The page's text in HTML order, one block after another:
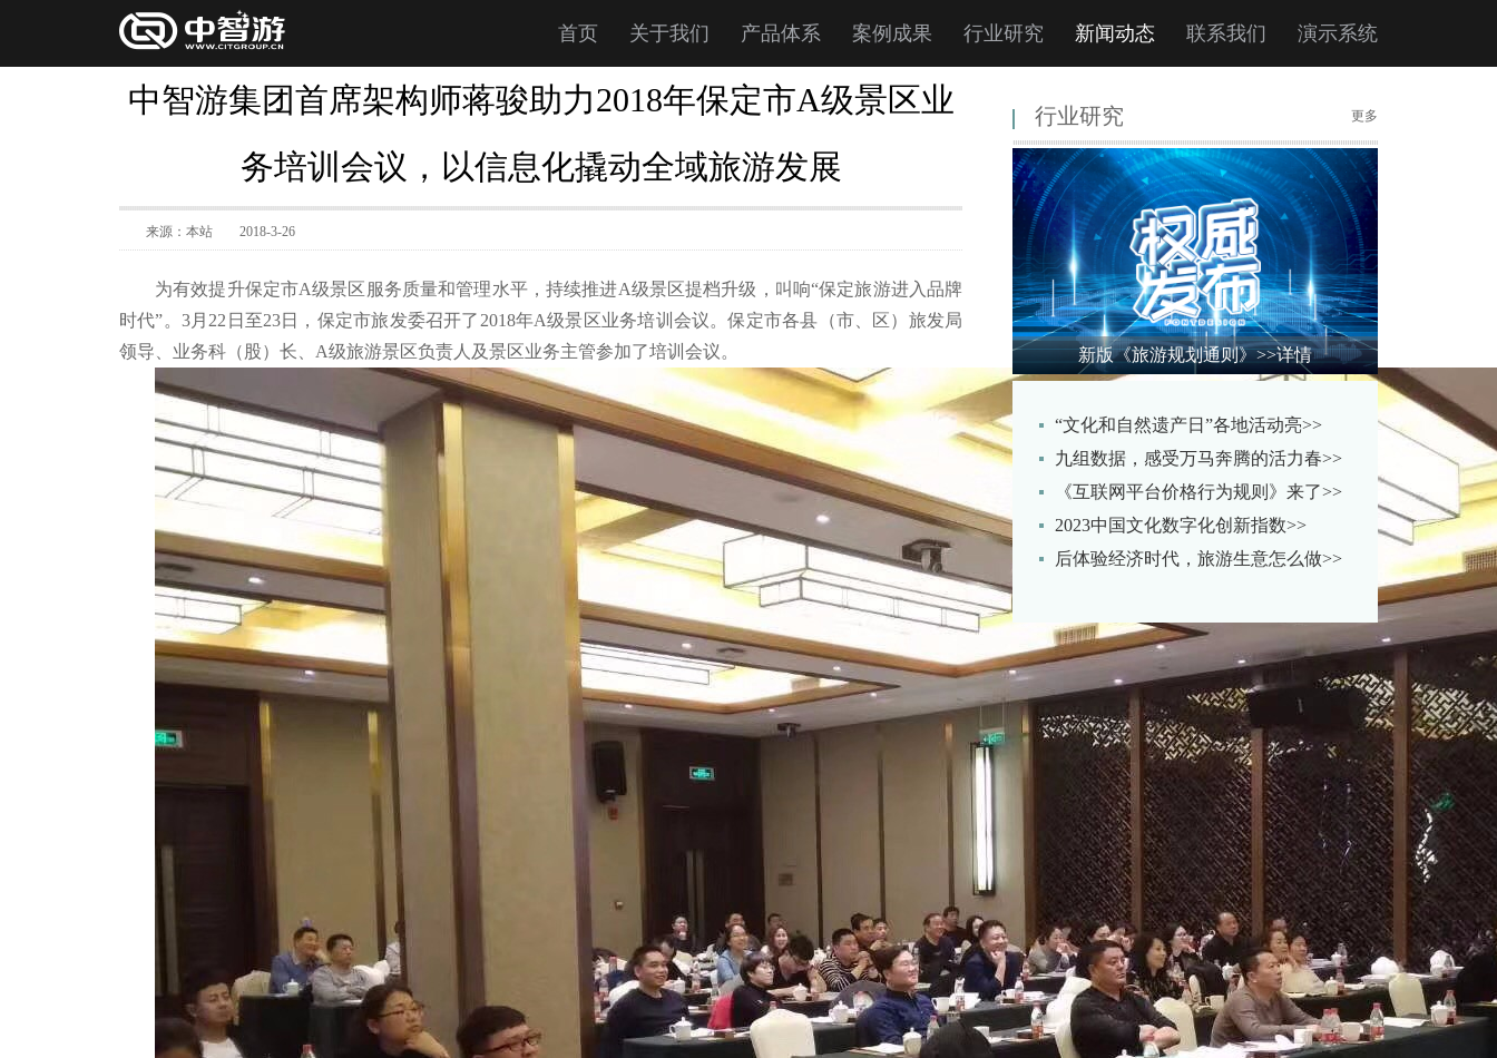
首页 关于我们 产品体系 案例成果 行业研究 新闻动态 联系我们 演示系统
中智游集团首席架构师蒋骏助力2018年保定市A级景区业
务培训会议，以信息化撬动全域旅游发展
来源：本站 2018-3-26
为有效提升保定市A级景区服务质量和管理水平，持续推进A级景区提档升级，叫响“保定旅游进入品牌
时代”。3月22日至23日，保定市旅发委召开了2018年A级景区业务培训会议。保定市各县（市、区）旅发局
领导、业务科（股）长、A级旅游景区负责人及景区业务主管参加了培训会议。
行业研究 更多
新版《旅游规划通则》>>详情
“文化和自然遗产日”各地活动亮>>
九组数据，感受万马奔腾的活力春>>
《互联网平台价格行为规则》来了>>
2023中国文化数字化创新指数>>
后体验经济时代，旅游生意怎么做>>